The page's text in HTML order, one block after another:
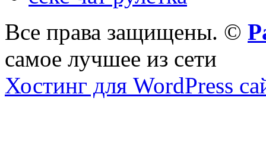
Все права защищены. ©
самое лучшее из сети
Хостинг для WordPress